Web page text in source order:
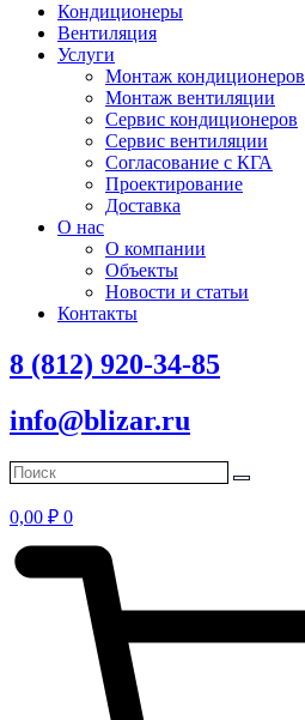
Кондиционеры
Вентиляция
Услуги
Монтаж кондиционеров
Монтаж вентиляции
Сервис кондиционеров
Сервис вентиляции
Согласование с КГА
Проектирование
Доставка
О нас
О компании
Объекты
Новости и статьи
Контакты
8 (812) 920-34-85
info@blizar.ru
0,00 ₽ 0